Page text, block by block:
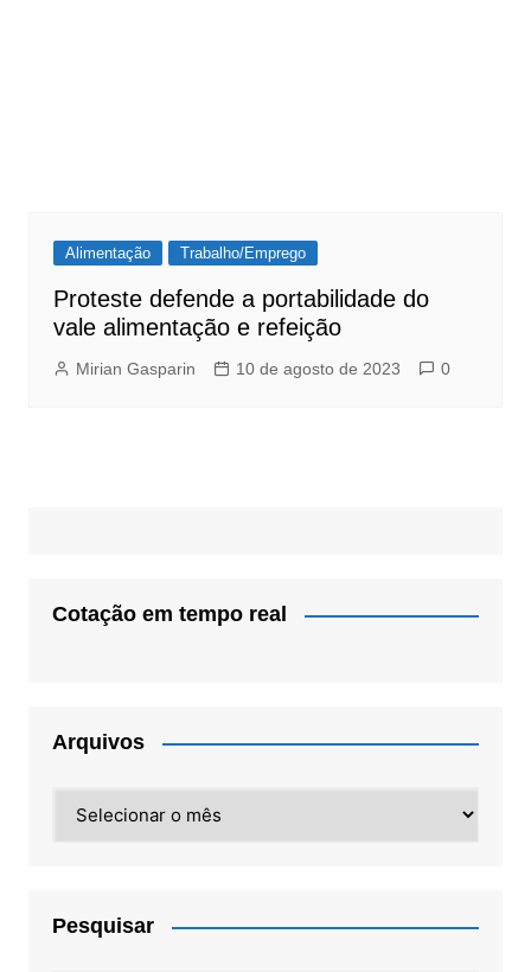
Alimentação Trabalho/Emprego
Proteste defende a portabilidade do
vale alimentação e refeição
Mirian Gasparin 10 de agosto de 2023 0
Cotação em tempo real
Arquivos
Pesquisar